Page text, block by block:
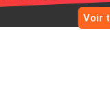
Voir